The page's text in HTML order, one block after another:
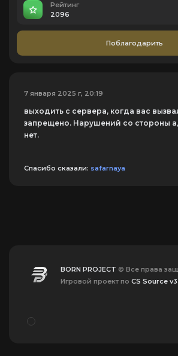
Рейтинг
2096
Поблагодарить
7 января 2025 г, 20:19
выходить с сервера, когда вас
запрещено. Нарушений со стороны
нет.
Спасибо сказали: safarnaya
BORN PROJECT © Все права
Игровой проект по CS Source